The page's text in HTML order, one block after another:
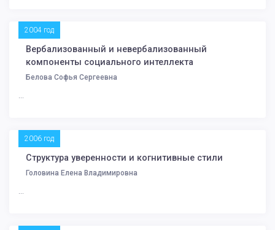
2004 год
Вербализованный и невербализованный
компоненты социального интеллекта
Белова Софья Сергеевна
...
2006 год
Структура уверенности и когнитивные стили
Головина Елена Владимировна
...